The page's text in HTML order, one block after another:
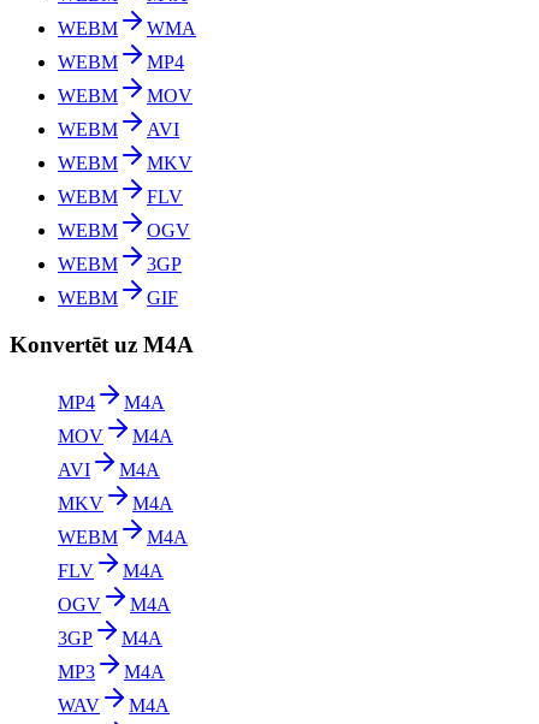
WEBM
WMA
WEBM
MP4
WEBM
MOV
WEBM
AVI
WEBM
MKV
WEBM
FLV
WEBM
OGV
WEBM
3GP
WEBM
GIF
Konvertēt uz M4A
MP4
M4A
MOV
M4A
AVI
M4A
MKV
M4A
WEBM
M4A
FLV
M4A
OGV
M4A
3GP
M4A
MP3
M4A
WAV
M4A